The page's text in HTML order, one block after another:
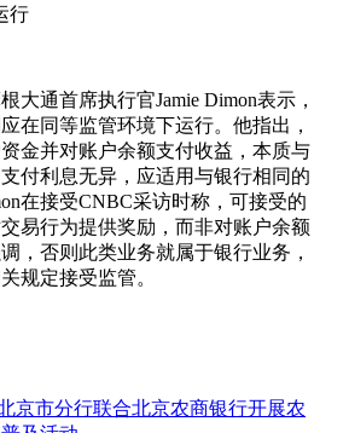
行
大通首席执行官Jamie Dimon表示，
在同等监管环境下运行。他指出，
金并对账户余额支付收益，本质与
付利息无异，应适用与银行相同的
在接受CNBC采访时称，可接受的
易行为提供奖励，而非对账户余额
，否则此类业务就属于银行业务，
规定接受监管。
京市分行联合北京农商银行开展农